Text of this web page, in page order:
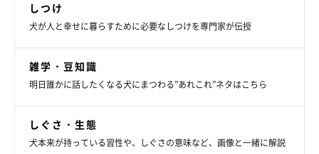
しつけ
犬が人と幸せに暮らすために必要なしつけを専門家が伝授
雑学・豆知識
明日誰かに話したくなる犬にまつわる”あれこれ”ネタはこちら
しぐさ・生態
犬本来が持っている習性や、しぐさの意味など、画像と一緒に解説